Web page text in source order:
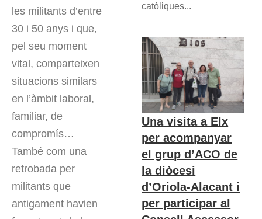
les militants d’entre
30 i 50 anys i que,
pel seu moment
vital, comparteixen
situacions similars
en l’àmbit laboral,
familiar, de
compromís…
També com una
retrobada per
militants que
antigament havien
catòliques...
Una visita a Elx
per acompanyar
el grup d’ACO de
la diòcesi
d’Oriola-Alacant i
per participar al